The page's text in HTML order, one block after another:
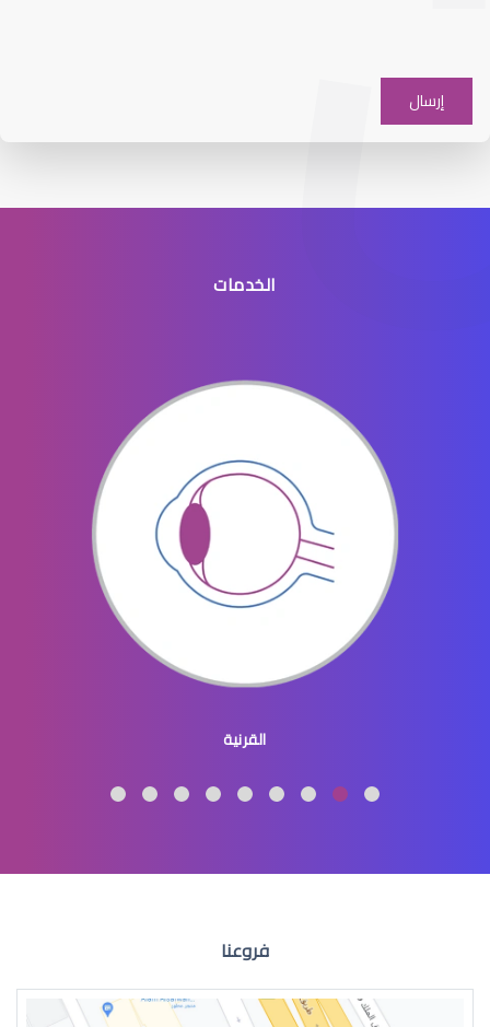
افضل طبيب عيون جنوب الرياض
افضل دكتور عيون في النسيم
طبيب عيون اطفال
الخدمات
القرنية
فروعنا